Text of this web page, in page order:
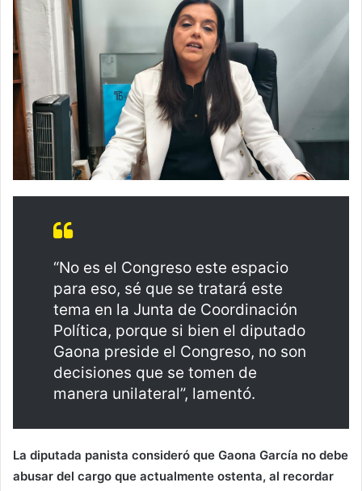
“No es el Congreso este espacio
para eso, sé que se tratará este
tema en la Junta de Coordinación
Política, porque si bien el diputado
Gaona preside el Congreso, no son
decisiones que se tomen de
manera unilateral”, lamentó.
La diputada panista consideró que Gaona García no debe
abusar del cargo que actualmente ostenta, al recordar